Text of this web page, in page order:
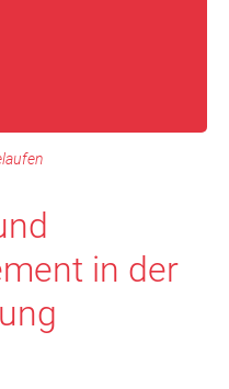
in der